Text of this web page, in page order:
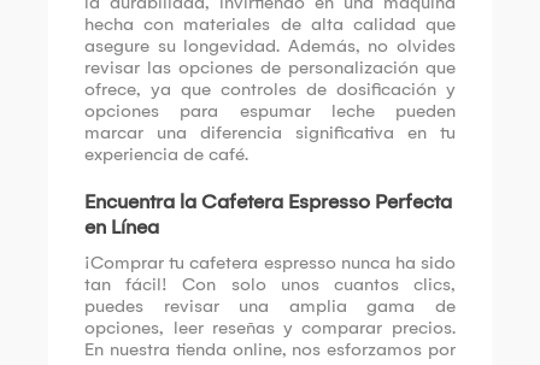
hecha con materiales de alta calidad que
asegure su longevidad. Además, no olvides
revisar las opciones de personalización que
ofrece, ya que controles de dosificación y
opciones para espumar leche pueden
marcar una diferencia significativa en tu
experiencia de café.
Encuentra la Cafetera Espresso Perfecta
en Línea
¡Comprar tu cafetera espresso nunca ha sido
tan fácil! Con solo unos cuantos clics,
puedes revisar una amplia gama de
opciones, leer reseñas y comparar precios.
En nuestra tienda online, nos esforzamos por